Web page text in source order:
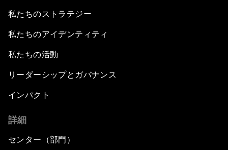
私たちのストラテジー
私たちのアイデンティティ
私たちの活動
リーダーシップとガバナンス
インパクト
詳細
センター（部門）